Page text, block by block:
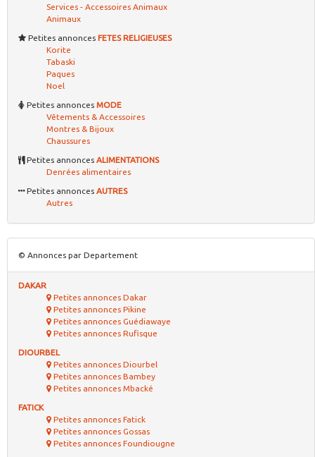
Services - Accessoires Animaux
Animaux
Petites annonces FETES RELIGIEUSES
Korite
Tabaski
Paques
Noel
Petites annonces MODE
Vêtements & Accessoires
Montres & Bijoux
Chaussures
Petites annonces ALIMENTATIONS
Denrées alimentaires
Petites annonces AUTRES
Autres
© Annonces par Departement
DAKAR
Petites annonces Dakar
Petites annonces Pikine
Petites annonces Guédiawaye
Petites annonces Rufisque
DIOURBEL
Petites annonces Diourbel
Petites annonces Bambey
Petites annonces Mbacké
FATICK
Petites annonces Fatick
Petites annonces Gossas
Petites annonces Foundiougne